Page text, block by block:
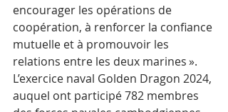
encourager les opérations de
coopération, à renforcer la confiance
mutuelle et à promouvoir les
relations entre les deux marines ».
L’exercice naval Golden Dragon 2024,
auquel ont participé 782 membres